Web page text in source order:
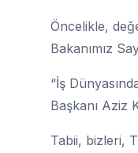
Öncelikle,
Bakanımız
“İş
Başkanı Aziz
Tabii, bizleri,